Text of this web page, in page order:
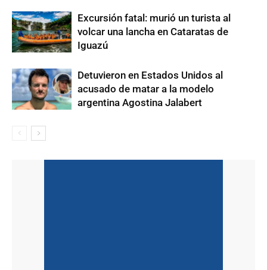
Excursión fatal: murió un turista al
volcar una lancha en Cataratas de
Iguazú
Detuvieron en Estados Unidos al
acusado de matar a la modelo
argentina Agostina Jalabert